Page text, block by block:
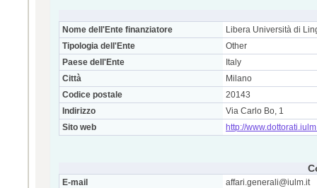
Nome dell'Ente finanziatore
Libera Università di
Tipologia dell'Ente
Other
Paese dell'Ente
Italy
Città
Milano
Codice postale
20143
Indirizzo
Via Carlo Bo, 1
Sito web
http://
E-mail
affari.generali@iulm.it